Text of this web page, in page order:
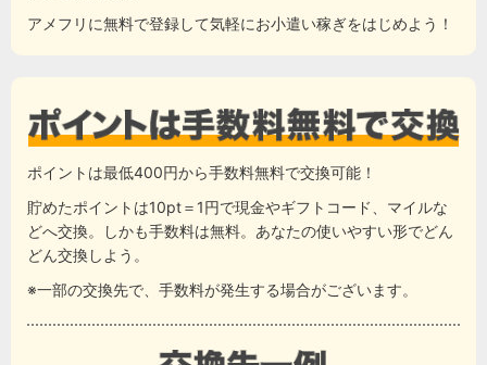
アメフリに無料で登録して気軽にお小遣い稼ぎをはじめよう！
ポイントは最低400円から手数料無料で交換可能！
貯めたポイントは10pt＝1円で現金やギフトコード、マイルな
どへ交換。しかも手数料は無料。あなたの使いやすい形でどん
どん交換しよう。
※一部の交換先で、手数料が発生する場合がございます。